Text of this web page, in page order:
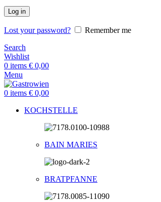
Log in
Lost your password?
Remember me
Search
Wishlist
0 items € 0,00
Menu
0 items € 0,00
KOCHSTELLE
BAIN MARIES
BRATPFANNE